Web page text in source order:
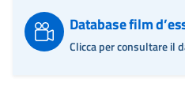
Database film
Clicca per consultare il